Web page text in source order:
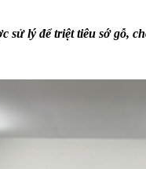
lý để triệt tiêu sớ gỗ,